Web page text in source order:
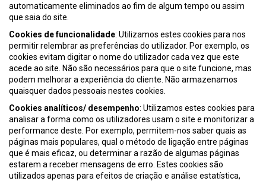
automaticamente eliminados ao fim de algum tempo ou assim
que saia do site.
Cookies de funcionalidade: Utilizamos estes cookies para nos
permitir relembrar as preferências do utilizador. Por exemplo, os
cookies evitam digitar o nome do utilizador cada vez que este
acede ao site. Não são necessários para que o site funcione, mas
podem melhorar a experiência do cliente. Não armazenamos
quaisquer dados pessoais nestes cookies.
Cookies analíticos/ desempenho: Utilizamos estes cookies para
analisar a forma como os utilizadores usam o site e monitorizar a
performance deste. Por exemplo, permitem-nos saber quais as
páginas mais populares, qual o método de ligação entre páginas
que é mais eficaz, ou determinar a razão de algumas páginas
estarem a receber mensagens de erro. Estes cookies são
utilizados apenas para efeitos de criação e análise estatística,